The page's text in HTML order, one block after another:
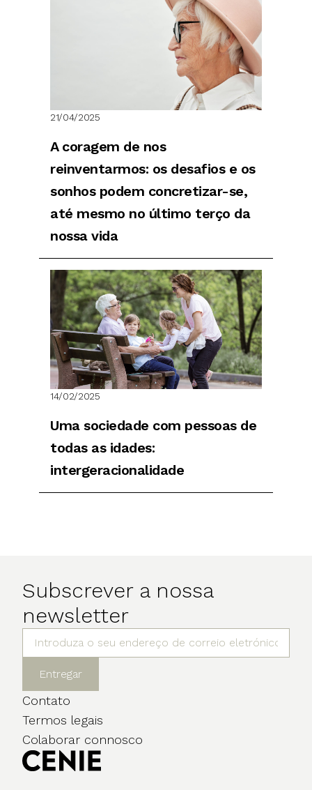
21/04/2025
A coragem de nos
reinventarmos: os desafios e os
sonhos podem concretizar-se,
até mesmo no último terço da
nossa vida
14/02/2025
Uma sociedade com pessoas de
todas as idades:
intergeracionalidade
Subscrever a nossa
newsletter
Entregar
Contato
Termos legais
Colaborar connosco